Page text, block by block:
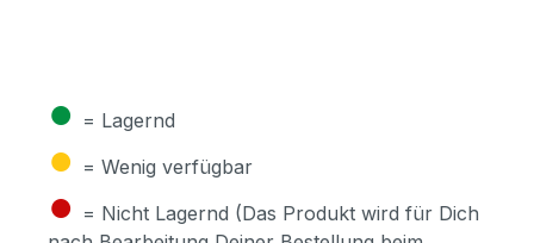
● = Lagernd
● = Wenig verfügbar
● = Nicht Lagernd (Das Produkt wird für Dich